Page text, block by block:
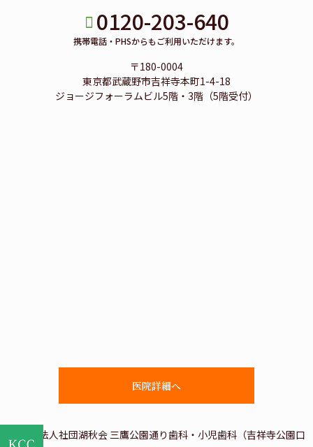
0120-203-640
携帯電話・PHSからもご利用いただけます。
〒180-0004
東京都武蔵野市吉祥寺本町1-4-18
ジョージフォーラムビル5階・3階（5階受付）
医院詳細へ